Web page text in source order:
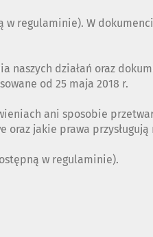
w regulaminie). W
naszych działań oraz
od 25 maja 2018 r.
ani sposobie
jakie prawa
w regulaminie).